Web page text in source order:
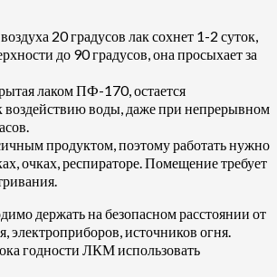
20 градусов лак сохнет 1-2 суток,
до 90 градусов, она просыхает за
лаком ПФ-170, остается
воздействию воды, даже при непрерывном
продуктом, поэтому работать нужно
очках, респираторе. Помещение требует
держать на безопасном расстоянии от
электроприборов, источников огня.
годности ЛКМ использовать